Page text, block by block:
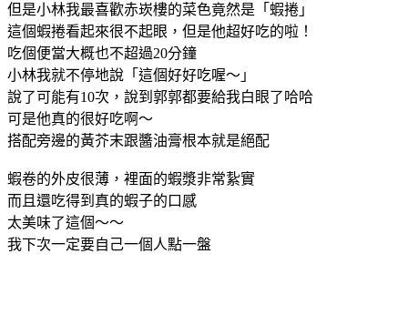
但是小林我最喜歡赤崁樓的菜色竟然是「蝦捲」
這個蝦捲看起來很不起眼，但是他超好吃的啦！
吃個便當大概也不超過20分鐘
小林我就不停地說「這個好好吃喔～」
說了可能有10次，說到郭郭都要給我白眼了哈哈
可是他真的很好吃啊～
搭配旁邊的黃芥末跟醬油膏根本就是絕配
蝦卷的外皮很薄，裡面的蝦漿非常紥實
而且還吃得到真的蝦子的口感
太美味了這個～～
我下次一定要自己一個人點一盤